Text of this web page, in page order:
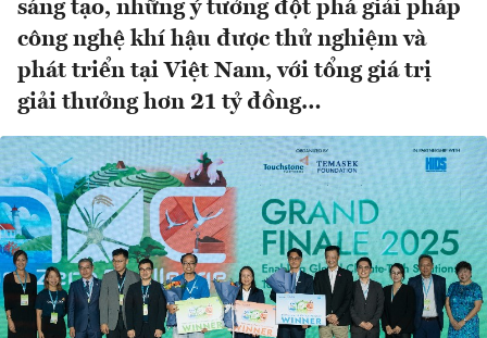
sáng tạo, những ý tưởng đột phá giải pháp
công nghệ khí hậu được thử nghiệm và
phát triển tại Việt Nam, với tổng giá trị
giải thưởng hơn 21 tỷ đồng…